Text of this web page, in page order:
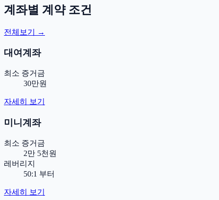
계좌별 계약 조건
전체보기 →
대여계좌
최소 증거금
30만원
자세히 보기
미니계좌
최소 증거금
2만 5천원
레버리지
50:1 부터
자세히 보기